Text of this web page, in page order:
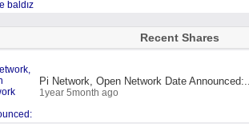
Recent Shares
Pi Network, Open Network Date Announced:...
1year 5month ago